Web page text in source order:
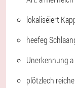
lokaliséiert
heefeg
Unerkennung
plötzlech